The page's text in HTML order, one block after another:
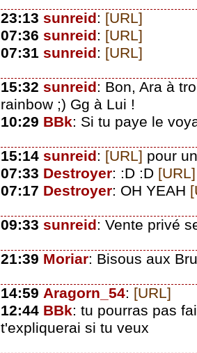
23:13 sunreid: [URL]
07:36 sunreid: [URL]
07:31 sunreid: [URL]
15:32 sunreid: Bon, Ara à
rainbow ;) Gg à Lui !
10:29 BBk: Si tu paye le
15:14 sunreid: [URL] pour
07:33 Destroyer: :D :D [URL]
07:17 Destroyer: OH YEAH
09:33 sunreid: Vente privé
21:39 Moriar: Bisous aux
14:59 Aragorn_54: [URL]
12:44 BBk: tu pourras pas
t'expliquerai si tu veux